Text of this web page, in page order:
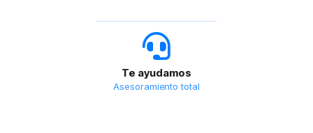
Te ayudamos
Asesoramiento total